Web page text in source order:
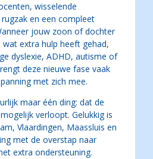
wisselende
en een compleet
jouw zoon of dochter
extra hulp heeft gehad,
dyslexie, ADHD, autisme of
deze nieuwe fase vaak
met zich mee.
maar één ding: dat de
verloopt. Gelukkig is
Vlaardingen, Maassluis en
met de overstap naar
extra ondersteuning.